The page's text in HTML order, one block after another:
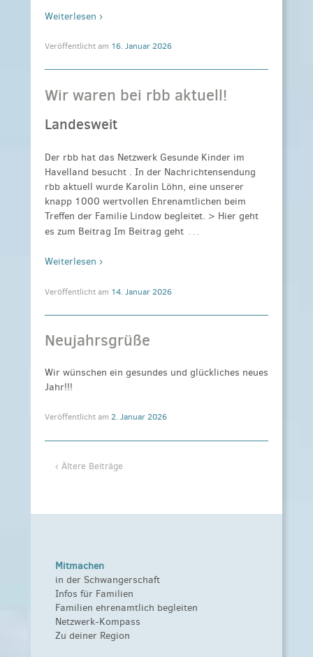
Weiterlesen ›
Veröffentlicht am 16. Januar 2026
Wir waren bei rbb aktuell!
Landesweit
Der rbb hat das Netzwerk Gesunde Kinder im
Havelland besucht . In der Nachrichtensendung
rbb aktuell wurde Karolin Löhn, eine unserer
knapp 1000 wertvollen Ehrenamtlichen beim
Treffen der Familie Lindow begleitet. > Hier geht
es zum Beitrag Im Beitrag geht …
Weiterlesen ›
Veröffentlicht am 14. Januar 2026
Neujahrsgrüße
Wir wünschen ein gesundes und glückliches neues
Jahr!!!
Veröffentlicht am 2. Januar 2026
‹ Ältere Beiträge
Mitmachen
in der Schwangerschaft
Infos für Familien
Familien ehrenamtlich begleiten
Netzwerk-Kompass
Zu deiner Region